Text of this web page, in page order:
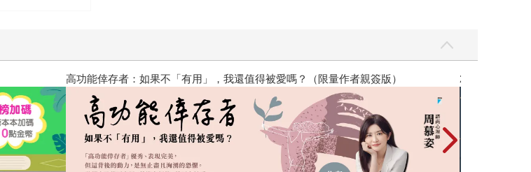
高功能倖存者：如果不「有用」，我還值得被愛嗎？（限量作者親簽版） 2026年8月金石